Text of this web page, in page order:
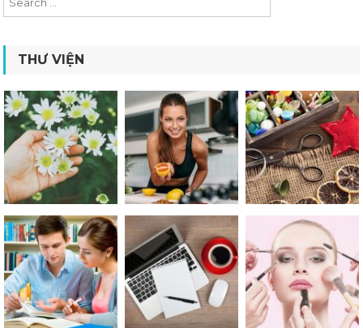
THƯ VIỆN